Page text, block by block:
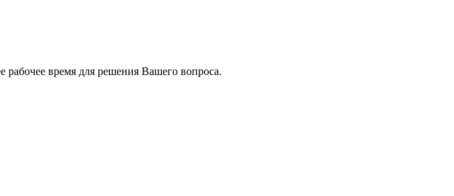
время для решения Вашего вопроса.